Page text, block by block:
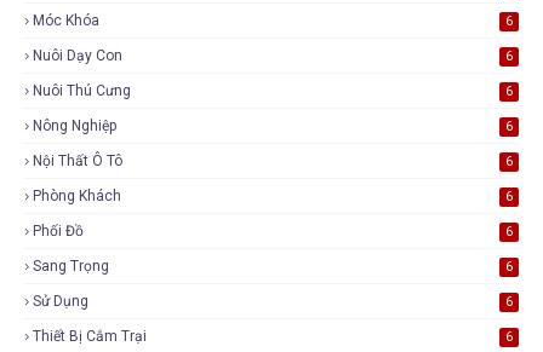
Móc Khóa 6
Nuôi Dạy Con 6
Nuôi Thú Cưng 6
Nông Nghiệp 6
Nội Thất Ô Tô 6
Phòng Khách 6
Phối Đồ 6
Sang Trọng 6
Sử Dụng 6
Thiết Bị Cắm Trại 6